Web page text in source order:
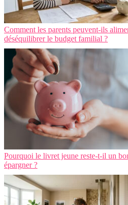
Comment les parents peuvent-ils
déséquilibrer le budget familial ?
Pourquoi le livret jeune reste-t-il un
épargner ?